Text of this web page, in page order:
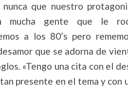
que nuestro
mucha gente que le
a los 80’s pero
que se adorna de
«Tengo una cita con el
presente en el tema y con